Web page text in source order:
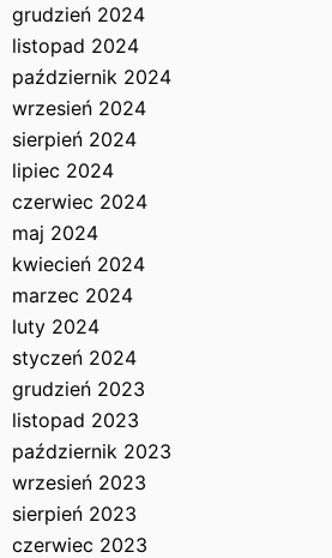
grudzień 2024
listopad 2024
październik 2024
wrzesień 2024
sierpień 2024
lipiec 2024
czerwiec 2024
maj 2024
kwiecień 2024
marzec 2024
luty 2024
styczeń 2024
grudzień 2023
listopad 2023
październik 2023
wrzesień 2023
sierpień 2023
czerwiec 2023